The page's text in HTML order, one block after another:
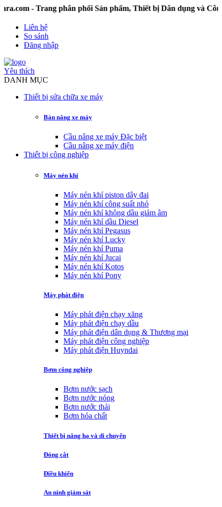
phân phối Sản phẩm, Thiết bị Dân dụng và Công
Liên hệ
So sánh
Đăng nhập
Yêu thích
DANH MỤC
Thiết bị sửa chữa xe máy
Bàn nâng xe máy
Cầu nâng xe máy Đặc biệt
Cầu nâng xe máy điện
Thiết bị công nghiệp
Máy nén khí
Máy nén khí piston dây đai
Máy nén khí công suất nhỏ
Máy nén khí không dầu giảm âm
Máy nén khí dầu Diesel
Máy nén khí Pegasus
Máy nén khí Lucky
Máy nén khí Puma
Máy nén khí Jucai
Máy nén khí Kotos
Máy nén khí Pony
Máy phát điện
Máy phát điện chạy xăng
Máy phát điện chạy dầu
Máy phát điện dân dụng & Thương mại
Máy phát điện công nghiệp
Máy phát điện Huyndai
Bơm công nghiệp
Bơm nước sạch
Bơm nước nóng
Bơm nước thải
Bơm hóa chất
Thiết bị nâng hạ và di chuyển
Đóng cắt
Điều khiển
An ninh giám sát